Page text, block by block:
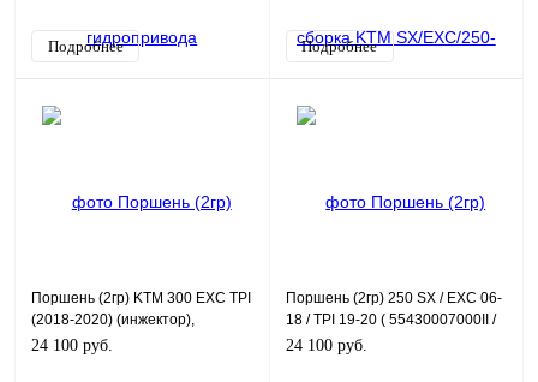
Подробнее Подробнее
Поршень (2гр) KTM 300 EXC TPI
(2018-2020) (инжектор),
Husqvarna TE300i (2018-2020)
24 100 руб.
Поршень (2гр) 250 SX / EXC 06-
18 / TPI 19-20 ( 55430007000II /
54830007300II / 54830007200II )
24 100 руб.